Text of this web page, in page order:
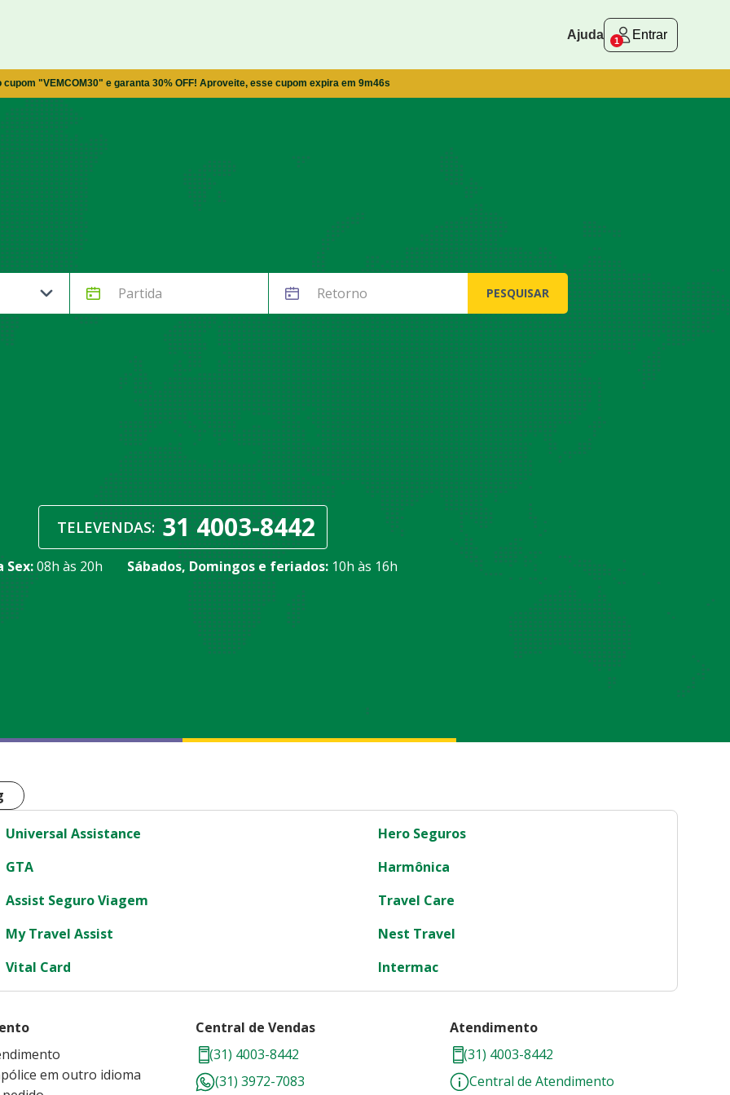
Ajuda 1 Entrar
cupom "VEMCOM30" e garanta 30% OFF! Aproveite, esse cupom expira em 9m46s
PESQUISAR
TELEVENDAS: 31 4003-8442
Sex:08h às 20h Sábados, Domingos e feriados:10h às 16h
Universal Assistance
GTA
Assist Seguro Viagem
My Travel Assist
Vital Card
Hero Seguros
Harmônica
Travel Care
Nest Travel
Intermac
Central de Vendas
(31) 4003-8442
(31) 3972-7083
Atendimento
(31) 4003-8442
Central de Atendimento
em outro idioma